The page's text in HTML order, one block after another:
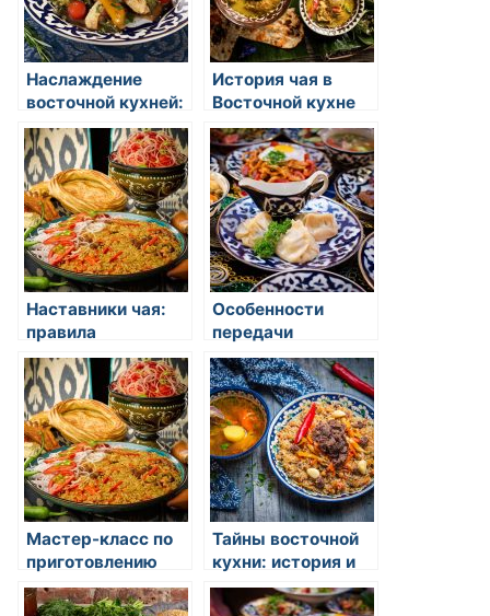
Наслаждение
восточной кухней:
открытие вкусов и
традиций
История чая в
Восточной кухне
Наставники чая:
правила
приготовления и
церемония
чаепития
Особенности
передачи
кулинарных
традиций в семье
Мастер-класс по
приготовлению
ароматного
китайского чая
Тайны восточной
кухни: история и
традиции